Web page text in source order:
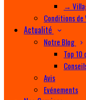
→
Conditions de
Actualité
Notre Blog
Top
Avis
Evénements